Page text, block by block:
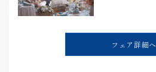
フェア詳細へ